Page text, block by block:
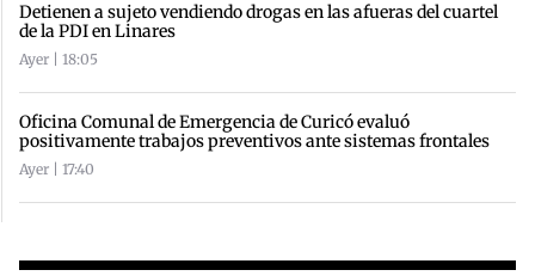
Detienen a sujeto vendiendo drogas en las afueras del cuartel
de la PDI en Linares
Ayer | 18:05
Oficina Comunal de Emergencia de Curicó evaluó
positivamente trabajos preventivos ante sistemas frontales
Ayer | 17:40